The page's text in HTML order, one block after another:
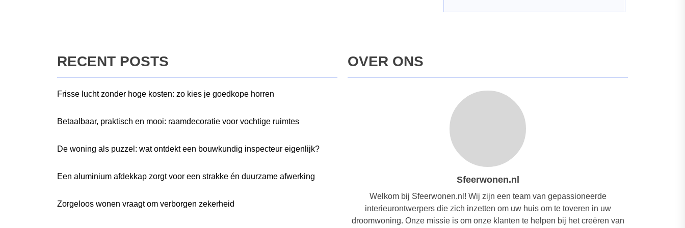
RECENT POSTS
Frisse lucht zonder hoge kosten: zo kies je goedkope horren
Betaalbaar, praktisch en mooi: raamdecoratie voor vochtige ruimtes
De woning als puzzel: wat ontdekt een bouwkundig inspecteur eigenlijk?
Een aluminium afdekkap zorgt voor een strakke én duurzame afwerking
Zorgeloos wonen vraagt om verborgen zekerheid
OVER ONS
Sfeerwonen.nl
Welkom bij Sfeerwonen.nl! Wij zijn een team van gepassioneerde
interieurontwerpers die zich inzetten om uw huis om te toveren in uw
droomwoning. Onze missie is om onze klanten te helpen bij het creëren van